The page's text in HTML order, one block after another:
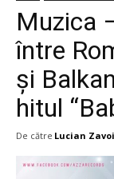
Muzica
între
şi
hitul
De către Lucian